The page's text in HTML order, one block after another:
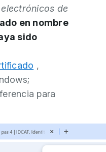
de
en nombre
sido
,
para